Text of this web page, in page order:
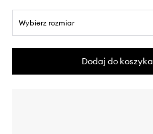
Wybierz rozmiar
Dodaj do koszyka